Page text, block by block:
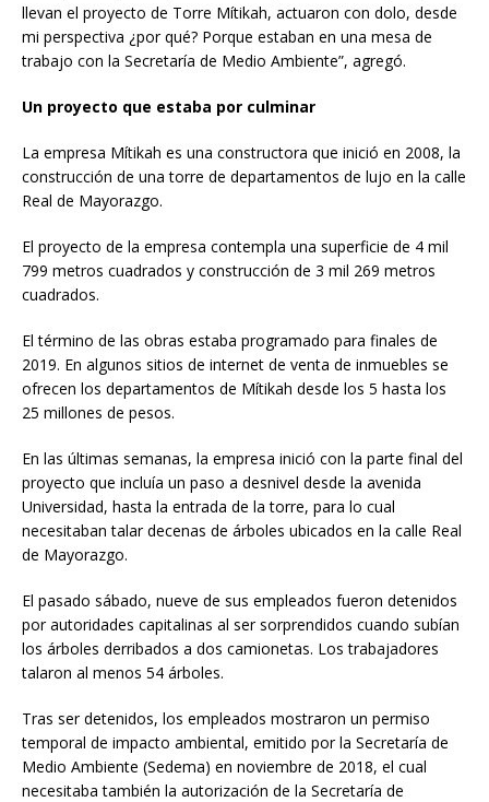
llevan el proyecto de Torre Mítikah, actuaron con dolo, desde
mi perspectiva ¿por qué? Porque estaban en una mesa de
trabajo con la Secretaría de Medio Ambiente”, agregó.
Un proyecto que estaba por culminar
La empresa Mítikah es una constructora que inició en 2008, la
construcción de una torre de departamentos de lujo en la calle
Real de Mayorazgo.
El proyecto de la empresa contempla una superficie de 4 mil
799 metros cuadrados y construcción de 3 mil 269 metros
cuadrados.
El término de las obras estaba programado para finales de
2019. En algunos sitios de internet de venta de inmuebles se
ofrecen los departamentos de Mítikah desde los 5 hasta los
25 millones de pesos.
En las últimas semanas, la empresa inició con la parte final del
proyecto que incluía un paso a desnivel desde la avenida
Universidad, hasta la entrada de la torre, para lo cual
necesitaban talar decenas de árboles ubicados en la calle Real
de Mayorazgo.
El pasado sábado, nueve de sus empleados fueron detenidos
por autoridades capitalinas al ser sorprendidos cuando subían
los árboles derribados a dos camionetas. Los trabajadores
talaron al menos 54 árboles.
Tras ser detenidos, los empleados mostraron un permiso
temporal de impacto ambiental, emitido por la Secretaría de
Medio Ambiente (Sedema) en noviembre de 2018, el cual
necesitaba también la autorización de la Secretaría de